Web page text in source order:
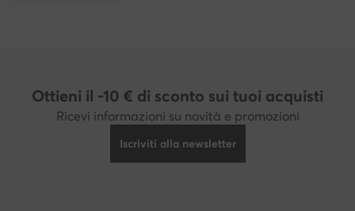
Ottieni il -10 € di sconto sui tuoi acquisti
Ricevi informazioni su novità e promozioni
Iscriviti alla newsletter